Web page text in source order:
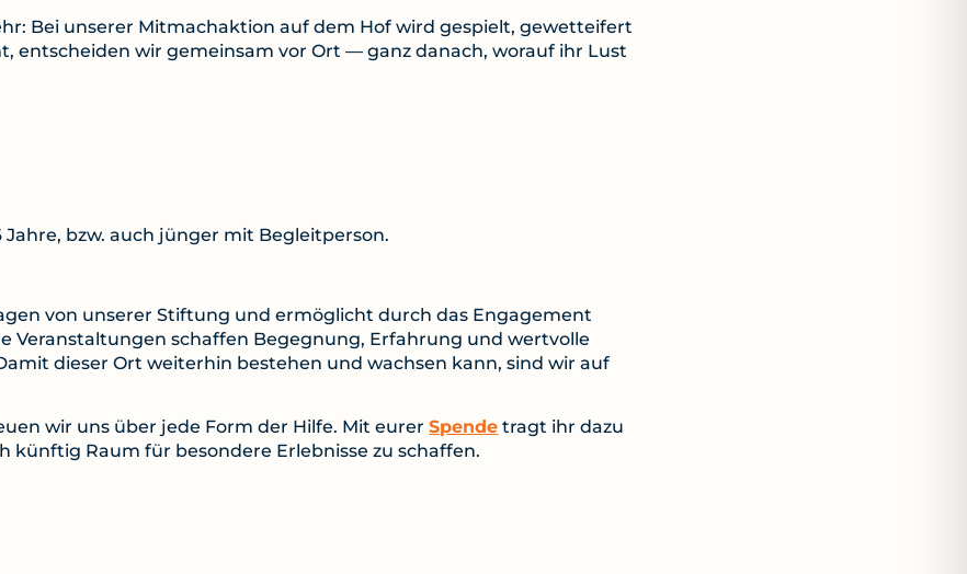
Bei unserer Mitmachaktion auf dem Hof wird gespielt, gewetteifert
entscheiden wir gemeinsam vor Ort — ganz danach, worauf ihr Lust
bzw. auch jünger mit Begleitperson.
von unserer Stiftung und ermöglicht durch das Engagement
Veranstaltungen schaffen Begegnung, Erfahrung und wertvolle
dieser Ort weiterhin bestehen und wachsen kann, sind wir auf
wir uns über jede Form der Hilfe. Mit eurerSpende tragt ihr dazu
künftig Raum für besondere Erlebnisse zu schaffen.